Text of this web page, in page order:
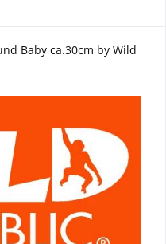
Baby ca.30cm by Wild